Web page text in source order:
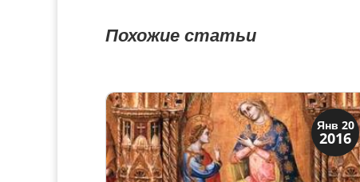
Похожие статьи
Янв 20
2016
Искусство
Художники